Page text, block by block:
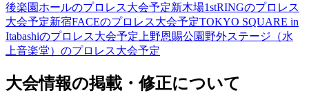
後楽園ホールのプロレス大会予定新木場1stRINGのプロレス
大会予定新宿FACEのプロレス大会予定TOKYO SQUARE in
Itabashiのプロレス大会予定 上野恩賜公園野外ステージ（水
上音楽堂） のプロレス大会予定
大会情報の掲載・修正について